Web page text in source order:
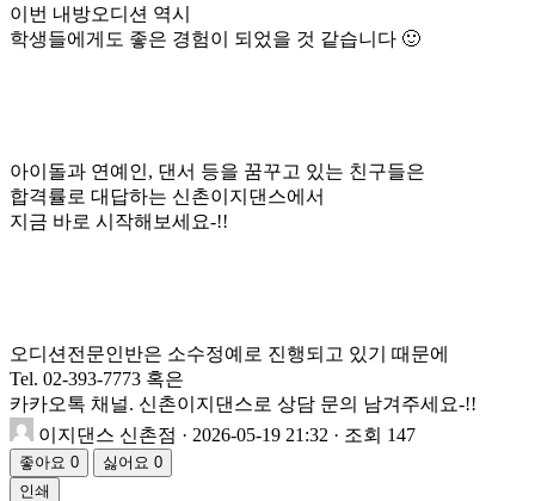
이번 내방오디션 역시
학생들에게도 좋은 경험이 되었을 것 같습니다 🙂
아이돌과 연예인, 댄서 등을 꿈꾸고 있는 친구들은
합격률로 대답하는 신촌이지댄스에서
지금 바로 시작해보세요-!!
오디션전문인반은 소수정예로 진행되고 있기 때문에
Tel. 02-393-7773 혹은
카카오톡 채널. 신촌이지댄스로 상담 문의 남겨주세요-!!
이지댄스 신촌점 · 2026-05-19 21:32 · 조회 147
좋아요 0 싫어요 0
인쇄